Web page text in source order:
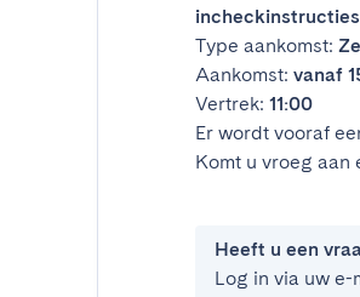
incheckinstructies
Type aankomst:
Aankomst: vanaf
Vertrek: 11:00
Er wordt vooraf
Komt u vroeg aan
Heeft u een
Log in via uw e-